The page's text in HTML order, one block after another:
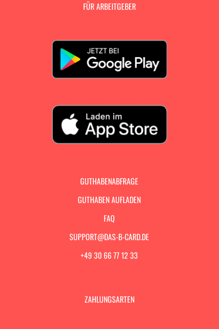
FÜR ARBEITGEBER
GUTHABENABFRAGE
GUTHABEN AUFLADEN
FAQ
SUPPORT@DAS-B-CARD.DE
+49 30 66 77 12 33
ZAHLUNGSARTEN